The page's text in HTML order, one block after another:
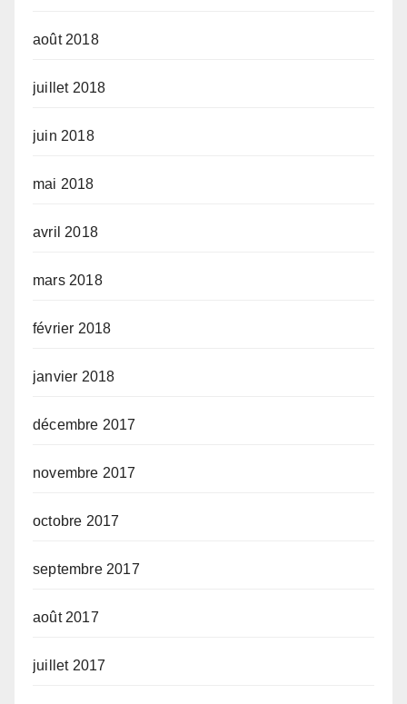
août 2018
juillet 2018
juin 2018
mai 2018
avril 2018
mars 2018
février 2018
janvier 2018
décembre 2017
novembre 2017
octobre 2017
septembre 2017
août 2017
juillet 2017